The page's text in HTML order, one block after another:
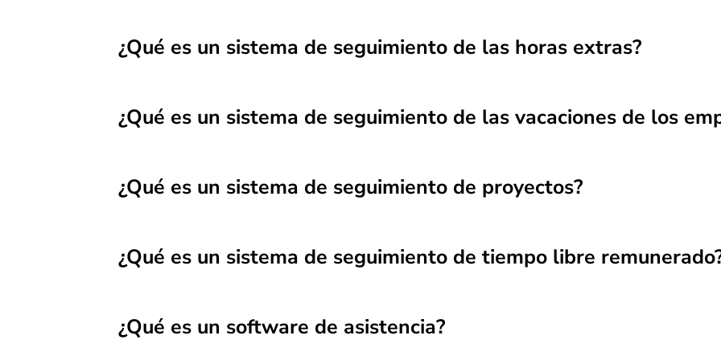
¿Qué es un sistema de seguimiento de las horas extras?
¿Qué es un sistema de seguimiento de las vacaciones de los
¿Qué es un sistema de seguimiento de proyectos?
¿Qué es un sistema de seguimiento de tiempo libre
¿Qué es un software de asistencia?